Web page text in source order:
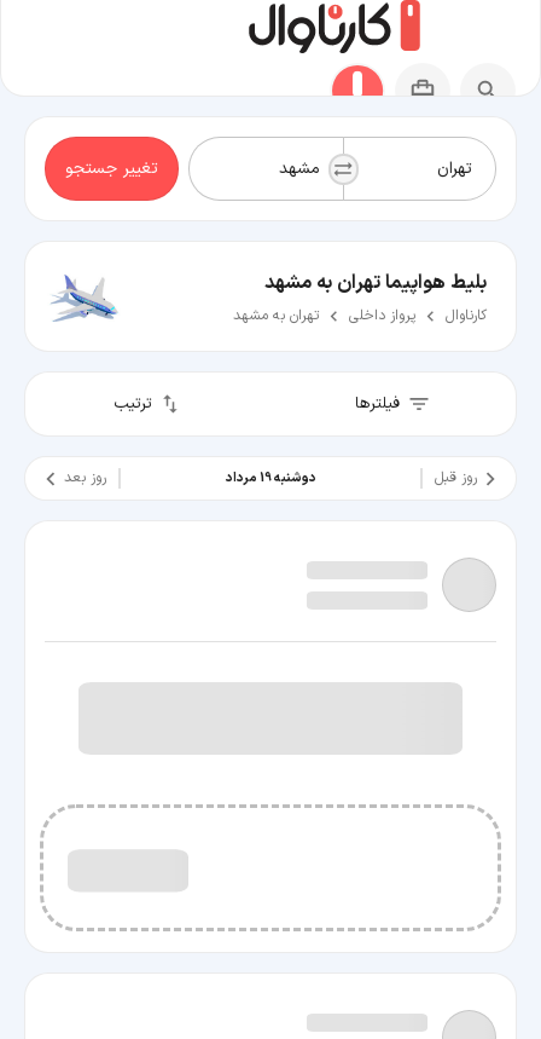
تغییر جستجو
بلیط هواپیما تهران به مشهد
کارناوال پرواز داخلی تهران به مشهد
فیلترها ترتیب
روز قبل دوشنبه 19 مرداد روز بعد